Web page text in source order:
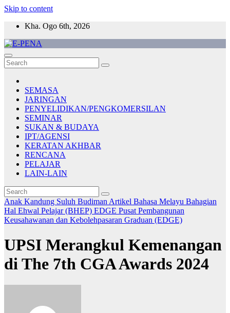
Skip to content
Kha. Ogo 6th, 2026
E-PENA
Berita Digital Terkini
SEMASA
JARINGAN
PENYELIDIKAN/PENGKOMERSILAN
SEMINAR
SUKAN & BUDAYA
IPT/AGENSI
KERATAN AKHBAR
RENCANA
PELAJAR
LAIN-LAIN
Anak Kandung Suluh Budiman Artikel Bahasa Melayu Bahagian
Hal Ehwal Pelajar (BHEP) EDGE Pusat Pembangunan
Keusahawanan dan Kebolehpasaran Graduan (EDGE)
UPSI Merangkul Kemenangan
di The 7th CGA Awards 2024